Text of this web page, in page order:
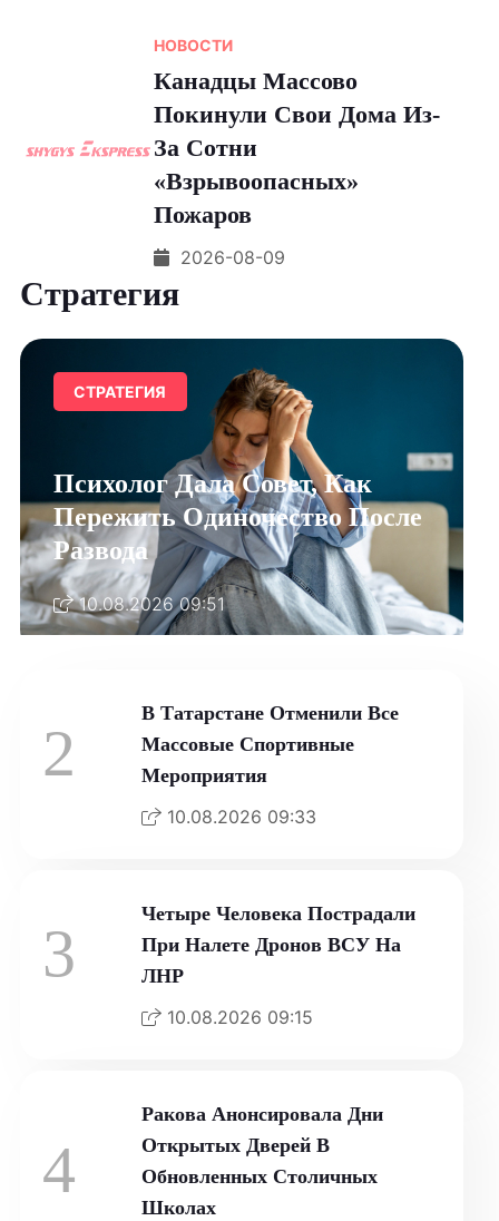
НОВОСТИ
Канадцы Массово
Покинули Свои Дома Из-
За Сотни
«взрывоопасных»
Пожаров
2026-08-09
Стратегия
СТРАТЕГИЯ
Психолог Дала Совет, Как
Пережить Одиночество После
Развода
10.08.2026 09:51
2
В Татарстане Отменили Все
Массовые Спортивные
Мероприятия
10.08.2026 09:33
3
Четыре Человека Пострадали
При Налете Дронов ВСУ На
ЛНР
10.08.2026 09:15
4
Ракова Анонсировала Дни
Открытых Дверей В
Обновленных Столичных
Школах